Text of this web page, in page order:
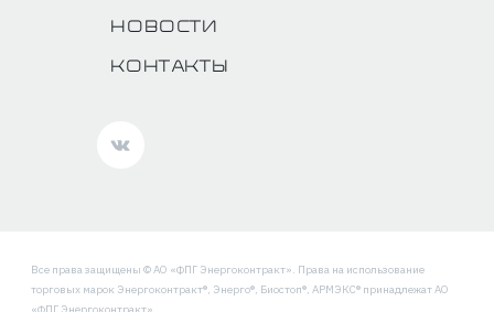
Новости
Контакты
Все права защищены © АО «ФПГ Энергоконтракт». Права на использование
торговых марок Энергоконтракт®, Энерго®, Биостоп®, АРМЭКС® принадлежат АО
«ФПГ Энергоконтракт».